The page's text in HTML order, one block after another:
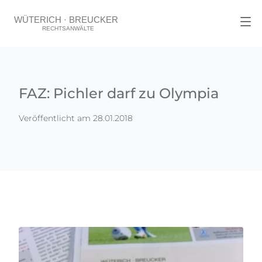
FAZ: Pichler darf zu Olympia
Veröffentlicht am 28.01.2018